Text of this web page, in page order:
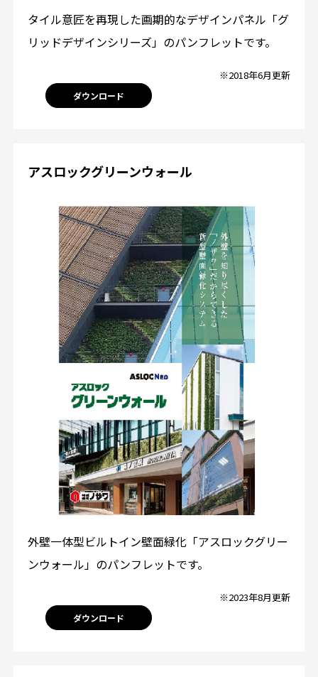
タイル意匠を再現した画期的なデザインパネル「グ
リッドデザインシリーズ」のパンフレットです。
※2018年6月更新
ダウンロード
アスロックグリーンウォール
外壁一体型ビルトイン壁面緑化「アスロックグリー
ンウォール」のパンフレットです。
※2023年8月更新
ダウンロード